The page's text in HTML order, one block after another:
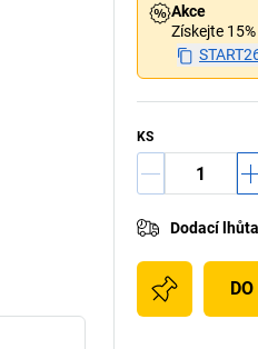
Akce
Získejte
KS
Dodací lhůta